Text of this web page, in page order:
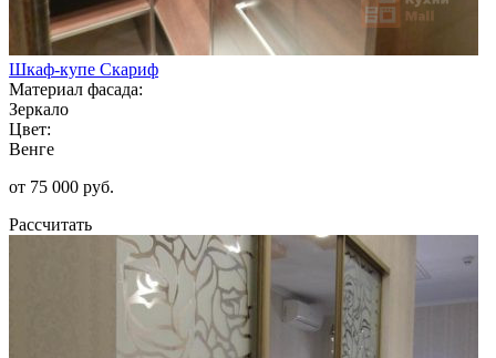
Шкаф-купе Скариф
Материал фасада:
Зеркало
Цвет:
Венге
от 75 000 руб.
Рассчитать